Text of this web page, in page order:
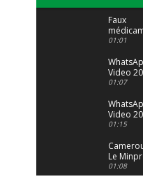
Faux
: Le trafic
malgré
01:01
Video
04 at 15
01:07
Video
29 at 12
01:15
Le
alerte
dérives
01:08